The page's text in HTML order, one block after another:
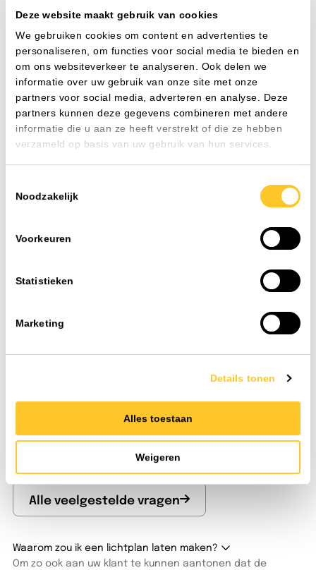
Deze website maakt gebruik van cookies
We gebruiken cookies om content en advertenties te
personaliseren, om functies voor social media te bieden en
om ons websiteverkeer te analyseren. Ook delen we
informatie over uw gebruik van onze site met onze
partners voor social media, adverteren en analyse. Deze
partners kunnen deze gegevens combineren met andere
informatie die u aan ze heeft verstrekt of die ze hebben
verzameld op basis van uw gebruik van hun services.
Noodzakelijk
Voorkeuren
Statistieken
Marketing
Details tonen
Alles toestaan
Weigeren
Plafond- en wandarmaturen DRACO 455 32W-830/840 IP66 + NL
+ SEN wit IK11++
Watt32 W
CRI80-89
AansluitingSteekklem
Nom. spanning198-264 V
Veelgestelde vragen
gedoe met lange levertijden of onbereikbare helpdesks.
led-verlichting direct uit eigen voorraad.
doorspreken? U bent altijd welkom in onze showroom. De
koffie staat klaar en onze lichtspecialisten denken direct
met u mee.
Alle veelgestelde vragen
Waarom zou ik een lichtplan laten maken?
Om zo ook aan uw klant te kunnen aantonen dat de